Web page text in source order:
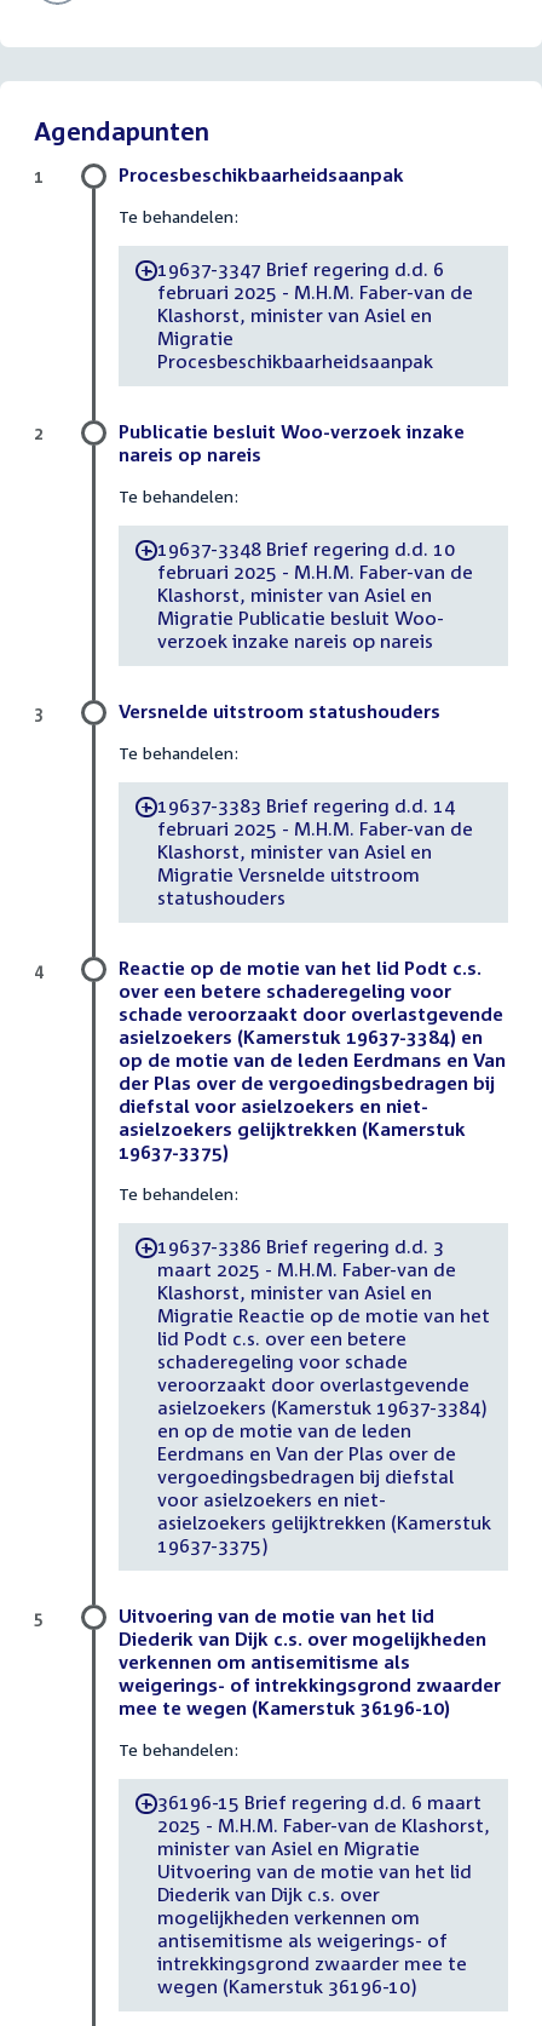
Agendapunten
Procesbeschikbaarheidsaanpak
Te behandelen:
-19637-3347 Brief regering d.d. 6
februari 2025 - M.H.M. Faber-van de
Klashorst, minister van Asiel en
Migratie
Procesbeschikbaarheidsaanpak
1
Publicatie besluit Woo-verzoek inzake
nareis op nareis
Te behandelen:
-19637-3348 Brief regering d.d. 10
februari 2025 - M.H.M. Faber-van de
Klashorst, minister van Asiel en
Migratie Publicatie besluit Woo-
verzoek inzake nareis op nareis
2
Versnelde uitstroom statushouders
Te behandelen:
-19637-3383 Brief regering d.d. 14
februari 2025 - M.H.M. Faber-van de
Klashorst, minister van Asiel en
Migratie Versnelde uitstroom
statushouders
3
Reactie op de motie van het lid Podt c.s.
over een betere schaderegeling voor
schade veroorzaakt door overlastgevende
asielzoekers (Kamerstuk 19637-3384) en
op de motie van de leden Eerdmans en Van
der Plas over de vergoedingsbedragen bij
diefstal voor asielzoekers en niet-
asielzoekers gelijktrekken (Kamerstuk
19637-3375)
Te behandelen:
-19637-3386 Brief regering d.d. 3
maart 2025 - M.H.M. Faber-van de
Klashorst, minister van Asiel en
Migratie Reactie op de motie van het
lid Podt c.s. over een betere
schaderegeling voor schade
veroorzaakt door overlastgevende
asielzoekers (Kamerstuk 19637-3384)
en op de motie van de leden
Eerdmans en Van der Plas over de
vergoedingsbedragen bij diefstal
voor asielzoekers en niet-
asielzoekers gelijktrekken (Kamerstuk
19637-3375)
4
Uitvoering van de motie van het lid
Diederik van Dijk c.s. over mogelijkheden
verkennen om antisemitisme als
weigerings- of intrekkingsgrond zwaarder
mee te wegen (Kamerstuk 36196-10)
Te behandelen:
-36196-15 Brief regering d.d. 6 maart
2025 - M.H.M. Faber-van de Klashorst,
minister van Asiel en Migratie
Uitvoering van de motie van het lid
Diederik van Dijk c.s. over
mogelijkheden verkennen om
antisemitisme als weigerings- of
intrekkingsgrond zwaarder mee te
wegen (Kamerstuk 36196-10)
5